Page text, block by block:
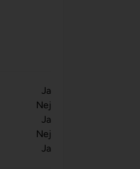
Ja
Nej
Ja
Nej
Ja